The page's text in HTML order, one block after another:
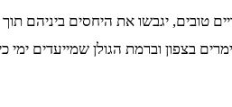
טובים, יגבשו את היחסים ביניהם
בצפון וברמת הגולן שמייעדים ימי